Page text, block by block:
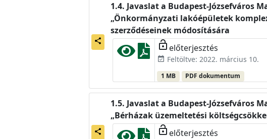
share
Javaslat a Budapest-Józsefváros
„Önkormányzati lakóépületek
szerződéseinek módosítására
lock_open előterjesztés
event_available Feltöltve: 2022. március 10.
1 MB PDF dokumentum
share
Javaslat a Budapest-Józsefváros
„Bérházak üzemeltetési
lock_open előterjesztés